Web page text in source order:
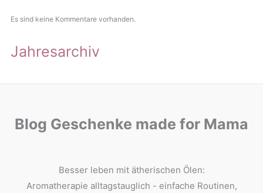
Es sind keine Kommentare vorhanden.
Jahresarchiv
Blog Geschenke made for Mama
Besser leben mit ätherischen Ölen:
Aromatherapie alltagstauglich - einfache Routinen,